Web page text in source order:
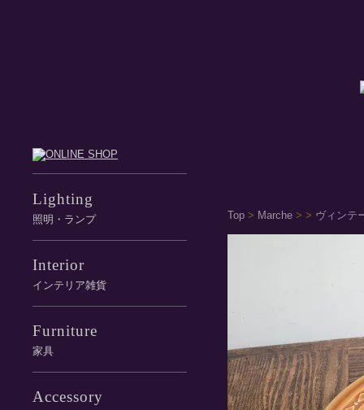
Top > Marche > > ヴィンテ
Lighting
照明・ランプ
Interior
インテリア雑貨
Furniture
家具
Accessory